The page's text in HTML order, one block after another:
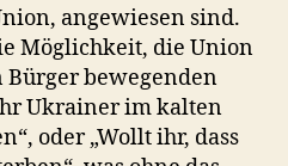
angewiesen sind.
Möglichkeit, die Union
bewegenden
Ukrainer im kalten
oder „Wollt ihr, dass